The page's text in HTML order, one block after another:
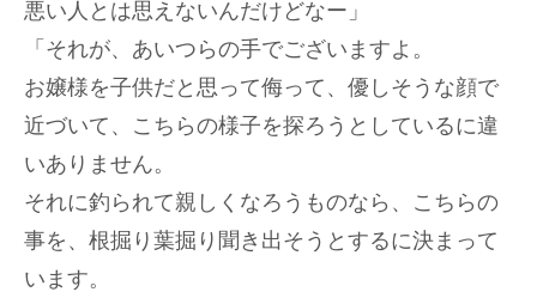
悪い人とは思えないんだけどなー」
「それが、あいつらの手でございますよ。
お嬢様を子供だと思って侮って、優しそうな顔で
近づいて、こちらの様子を探ろうとしているに違
いありません。
それに釣られて親しくなろうものなら、こちらの
事を、根掘り葉掘り聞き出そうとするに決まって
います。